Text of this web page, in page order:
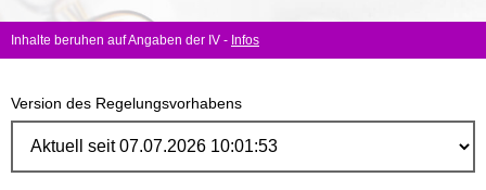
Inhalte beruhen auf Angaben der IV - Infos
Version des Regelungsvorhabens